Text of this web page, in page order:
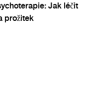
Jak léčit
prožitek